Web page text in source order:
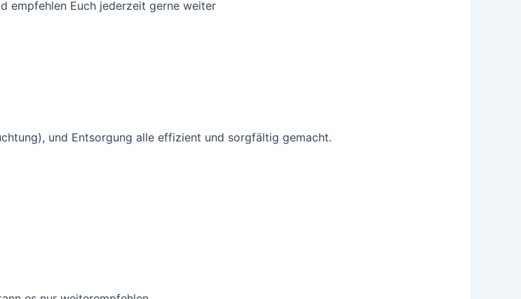
empfehlen Euch jederzeit gerne weiter
und Entsorgung alle effizient und sorgfältig gemacht.